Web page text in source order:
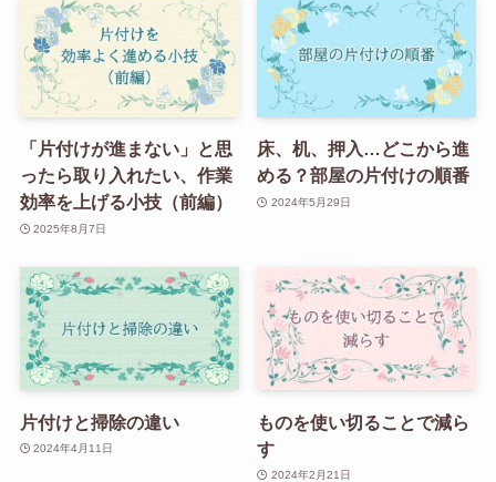
「片付けが進まない」と思
ったら取り入れたい、作業
効率を上げる小技（前編）
2025年8月7日
床、机、押入…どこから進
める？部屋の片付けの順番
2024年5月29日
片付けと掃除の違い
2024年4月11日
ものを使い切ることで減ら
す
2024年2月21日